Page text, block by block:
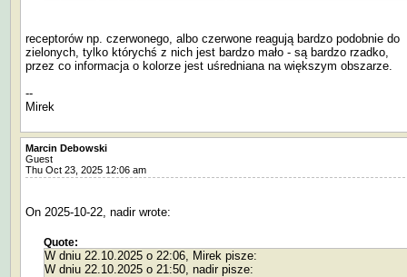
receptorów np. czerwonego, albo czerwone reagują bardzo podobnie do
zielonych, tylko którychś z nich jest bardzo mało - są bardzo rzadko,
przez co informacja o kolorze jest uśredniana na większym obszarze.
--
Mirek
Marcin Debowski
Guest
Thu Oct 23, 2025 12:06 am
On 2025-10-22, nadir wrote:
Quote:
W dniu 22.10.2025 o 22:06, Mirek pisze:
W dniu 22.10.2025 o 21:50, nadir pisze: